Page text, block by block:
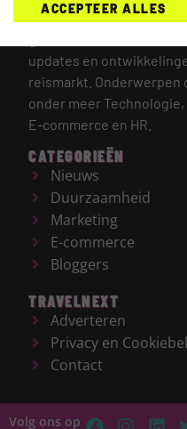
TRAVELNEXT is hét
updates en
reismarkt. Onderwerpen
onder meer
E-commerce en HR.
CATEGORIEËN
Nieuws
Duurzaamheid
Marketing
E-commerce
Bloggers
TRAVELNEXT
Adverteren
Privacy en
Contact
Volg ons op
ACCEPTEER ALLES